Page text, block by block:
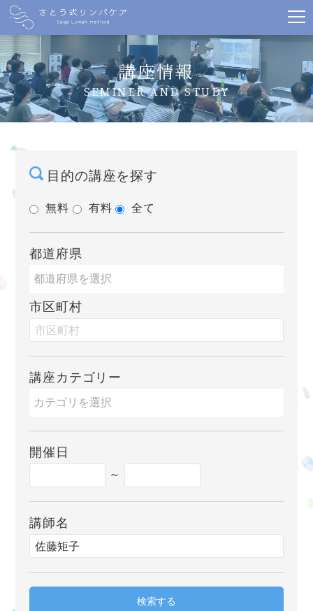
講座情報
SEMINER AND STUDY
目的の講座を探す
無料 有料 全て
都道府県
市区町村
講座カテゴリー
開催日
～
講師名
検索する